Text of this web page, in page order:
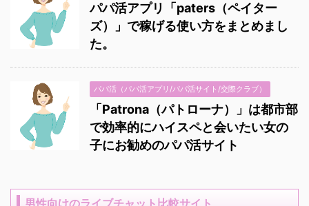
パパ活アプリ「paters（ペイター
ズ）」で稼げる使い方をまとめまし
た。
パパ活（パパ活アプリ/パパ活サイト/交際クラブ）
「Patrona（パトローナ）」は都市部
で効率的にハイスペと会いたい女の
子にお勧めのパパ活サイト
男性向けのライブチャット比較サイト